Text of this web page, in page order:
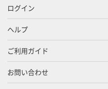
ログイン
ヘルプ
ご利用ガイド
お問い合わせ